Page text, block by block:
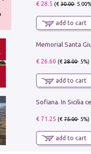
€ 28.5 (€30.00-
add to cart
€ 26.60 (€28.00- 5%)
add to cart
€ 71.25 (€75.00- 5%)
add to cart